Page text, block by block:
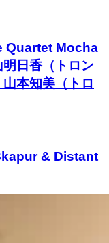
Quartet Mocha
日香（トロン
本知美（トロ
& Distant